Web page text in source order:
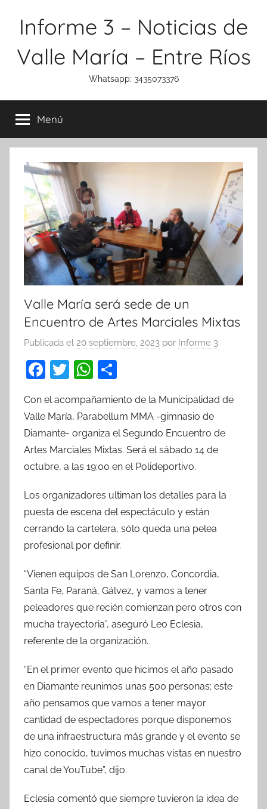
Informe 3 – Noticias de
Valle María – Entre Ríos
Whatsapp: 3435073376
Menú
Valle María será sede de un
Encuentro de Artes Marciales Mixtas
Publicada el 20 septiembre, 2023 por Informe 3
F
c
e
b
o
k
T
itt
er
W
at
s
A
p
m
p
ar
tir
Con el acompañamiento de la Municipalidad de
Valle María, Parabellum MMA -gimnasio de
Diamante- organiza el Segundo Encuentro de
Artes Marciales Mixtas. Será el sábado 14 de
octubre, a las 19:00 en el Polideportivo.
Los organizadores ultiman los detalles para la
puesta de escena del espectáculo y están
cerrando la cartelera, sólo queda una pelea
profesional por definir.
“Vienen equipos de San Lorenzo, Concordia,
Santa Fe, Paraná, Gálvez, y vamos a tener
peleadores que recién comienzan pero otros con
mucha trayectoria”, aseguró Leo Eclesia,
referente de la organización.
“En el primer evento que hicimos el año pasado
en Diamante reunimos unas 500 personas; este
año pensamos que vamos a tener mayor
cantidad de espectadores porque disponemos
de una infraestructura más grande y el evento se
hizo conocido, tuvimos muchas vistas en nuestro
canal de YouTube”, dijo.
Eclesia comentó que siempre tuvieron la idea de